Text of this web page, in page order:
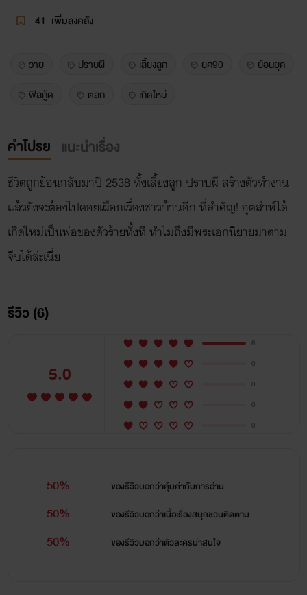
41 เพิ่มลงคลัง
วาย ปราบผี เลี้ยงลูก ยุค90
ย้อนยุค
ฟีลกู้ด
ตลก เกิดใหม่
คำโปรย แนะนำเรื่อง
ชีวิตถูกย้อนกลับมาปี 2538 ทั้งเลี้ยงลูก ปราบผี สร้างตัวทำงาน
แล้วยังจะต้องไปคอยเผือกเรื่องชาวบ้านอีก ที่สำคัญ! อุตส่าห์ได้
เกิดใหม่เป็นพ่อของตัวร้ายทั้งที ทำไมถึงมีพระเอกนิยายมาตาม
จีบได้ล่ะเนี่ย
รีวิว (6)
5.0
6
0
0
0
0
50% ของรีวิวบอกว่าคุ้มค่ากับการอ่าน
50% ของรีวิวบอกว่าเนื้อเรื่องสนุกชวนติดตาม
50% ของรีวิวบอกว่าตัวละครน่าสนใจ